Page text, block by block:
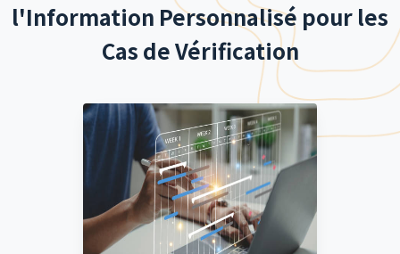
l'Information Personnalisé pour les
Cas de Vérification